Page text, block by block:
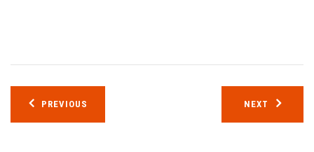
Navegación
de
PREVIOUS NEXT